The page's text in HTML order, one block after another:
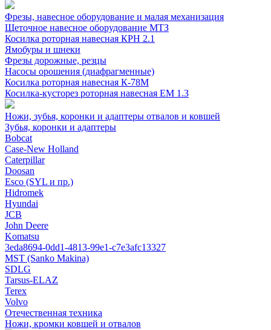
Фрезы, навесное оборудование и малая механизация
Щеточное навесное оборудование МТЗ
Косилка роторная навесная КРН 2.1
Ямобуры и шнеки
Фрезы дорожные, резцы
Насосы орошения (диафрагменные)
Косилка роторная навесная К-78М
Косилка-кусторез роторная навесная ЕМ 1.3
Ножи, зубья, коронки и адаптеры отвалов и ковшей
Зубья, коронки и адаптеры
Bobcat
Case-New Holland
Caterpillar
Doosan
Esco (SYL и пр.)
Hidromek
Hyundai
JCB
John Deere
Komatsu
3eda8694-0dd1-4813-99e1-c7e3afc13327
MST (Sanko Makina)
SDLG
Tarsus-ELAZ
Terex
Volvo
Отечественная техника
Ножи, кромки ковшей и отвалов